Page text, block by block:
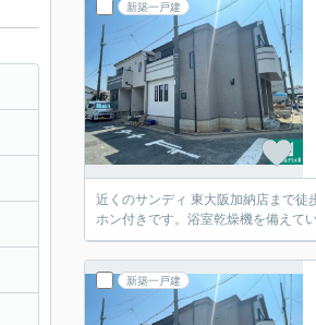
新築一戸建
近くのサンディ 東大阪加納店まで徒
ホン付きです。浴室乾燥機を備えて
新築一戸建